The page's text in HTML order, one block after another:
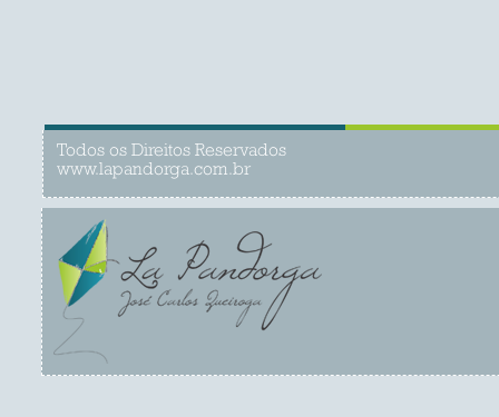
Todos os Direitos Reservados
www.lapandorga.com.br